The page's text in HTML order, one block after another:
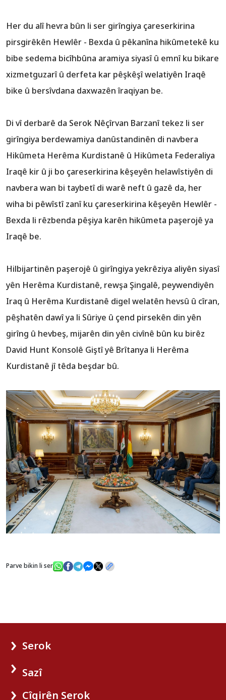
Her du alî hevra bûn li ser girîngiya çareserkirina
pirsgirêkên Hewlêr - Bexda û pêkanîna hikûmetekê ku
bibe sedema bicîhbûna aramiya siyasî û emnî ku bikare
xizmetguzarî û derfeta kar pêşkêşî welatiyên Iraqê
Di vî derbarê da Serok Nêçîrvan Barzanî tekez li ser
girîngiya berdewamiya danûstandinên di navbera
Hikûmeta Herêma Kurdistanê û Hikûmeta Federaliya
Iraqê kir û ji bo çareserkirina kêşeyên ‏helawîstiyên di
navbera wan bi taybetî di warê neft û gazê da, her
wiha bi pêwîstî zanî ku ‏çareserkirina kêşeyên Hewlêr -
Bexda li rêzbenda pêşiya karên hikûmeta paşerojê ya
Hilbijartinên paşerojê û girîngiya yekrêziya aliyên siyasî
yên Herêma Kurdistanê, rewşa Şingalê, peywendiyên
Iraq û Herêma Kurdistanê digel welatên hevsû û cîran,
girîng û hevbeş, mijarên din yên civînê bûn ku birêz
David Hunt Konsolê Giştî yê Brîtanya li Herêma
Kurdistanê jî têda beşdar bû.
Parve bikin li ser
Serok
Sazî
Cîgirên Serok